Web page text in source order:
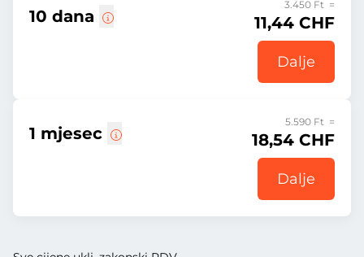
10 dana
3.450 Ft =
11,44 CHF
Dalje
1 mjesec
5.590 Ft =
18,54 CHF
Dalje